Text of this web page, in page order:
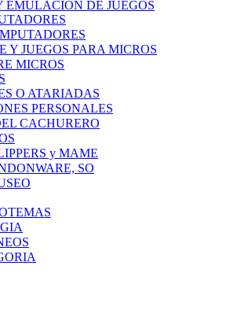
EMULACIÓN DE JUEGOS
Y JUEGOS PARA MICROS
MICROS
O ATARIADAS
PERSONALES
CACHURERO
y MAME
SO